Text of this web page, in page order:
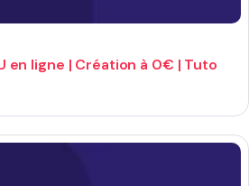
en ligne | Création à 0€ | Tuto